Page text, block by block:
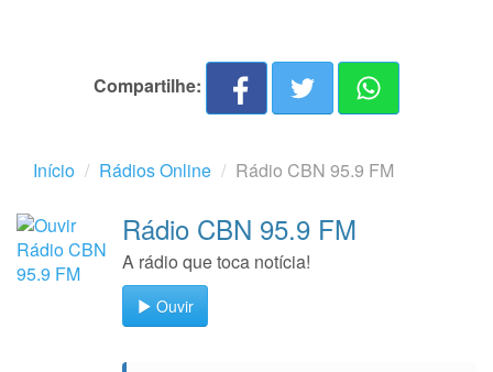
Compartilhe:
Início Rádios Online Rádio CBN 95.9 FM
Rádio CBN 95.9 FM
A rádio que toca notícia!
Ouvir